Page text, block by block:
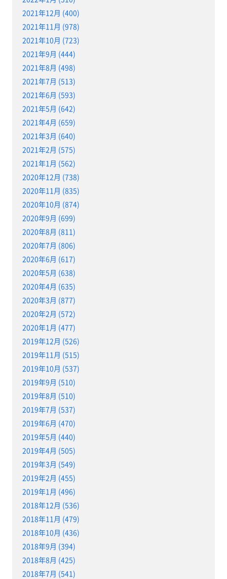
2021年12月 (400)
2021年11月 (978)
2021年10月 (723)
2021年9月 (444)
2021年8月 (498)
2021年7月 (513)
2021年6月 (593)
2021年5月 (642)
2021年4月 (659)
2021年3月 (640)
2021年2月 (575)
2021年1月 (562)
2020年12月 (738)
2020年11月 (835)
2020年10月 (874)
2020年9月 (699)
2020年8月 (811)
2020年7月 (806)
2020年6月 (617)
2020年5月 (638)
2020年4月 (635)
2020年3月 (877)
2020年2月 (572)
2020年1月 (477)
2019年12月 (526)
2019年11月 (515)
2019年10月 (537)
2019年9月 (510)
2019年8月 (510)
2019年7月 (537)
2019年6月 (470)
2019年5月 (440)
2019年4月 (505)
2019年3月 (549)
2019年2月 (455)
2019年1月 (496)
2018年12月 (536)
2018年11月 (479)
2018年10月 (436)
2018年9月 (394)
2018年8月 (425)
2018年7月 (541)